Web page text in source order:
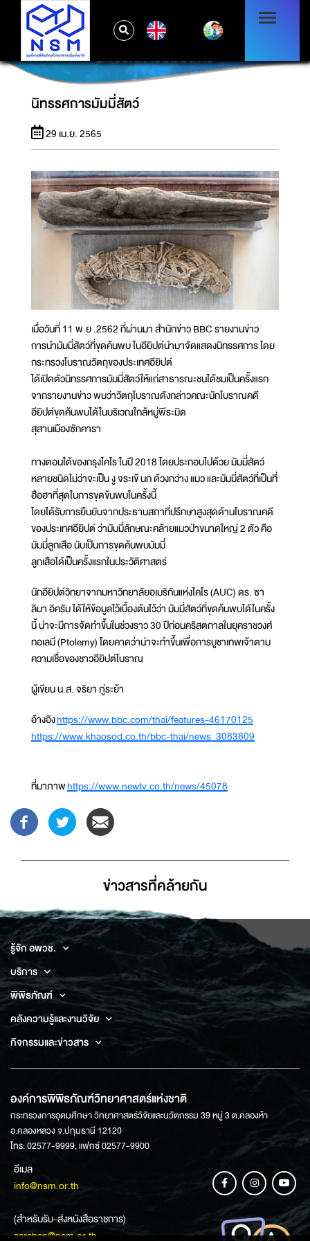
นิทรรศการมัมมี่สัตว์
นิทรรศการมัมมี่สัตว์
29 เม.ย. 2565
เมื่อวันที่ 11 พ.ย .2562 ที่ผ่านมา สำนักข่าว BBC รายงานข่าว
การนำมัมมี่สัตว์ที่ขุดค้นพบ ในอียิปต์นำมาจัดแสดงนิทรรศการ โดย
กระทรวงโบราณวัตถุของประเทศอียิปต์
ได้เปิดตัวนิทรรศการมัมมี่สัตว์ให้แก่สาธารณะชนได้ชมเป็นครั้งแรก
จากรายงานข่าว พบว่าวัตถุโบราณดังกล่าวคณะนักโบราณคดี
อียิปต์ขุดค้นพบได้ในบริเวณใกล้หมู่พีระมิด
สุสานเมืองซักคารา
ทางตอนใต้ของกรุงไคโร ในปี 2018 โดยประกอบไปด้วย มัมมี่สัตว์
หลายชนิดไม่ว่าจะเป็น งู จระเข้ นก ด้วงกว่าง แมว และมัมมี่สัตว์ที่เป็นที่
ฮือฮาที่สุดในการขุดข้นพบในครั้งนี้
โดยได้รับการยืนยันจากประธานสภาที่ปรึกษาสูงสุดด้านโบราณคดี
ของประเทศอียิปต์ ว่ามัมมี่ลักษณะคล้ายแมวป่าขนาดใหญ่ 2 ตัว คือ
มัมมี่ลูกเสือ นับเป็นการขุดค้นพบมัมมี่
ลูกเสือได้เป็นครั้งแรกในประวัติศาสตร์
นักอียิปต์วิทยาจากมหาวิทยาลัยอเมริกันแห่งไคโร (AUC) ดร. ซา
ลิมา อิครัม ได้ให้ข้อมูลไว้เบื้องต้นไว้ว่า มัมมี่สัตว์ที่ขุดค้นพบได้ในครั้ง
นี้ น่าจะมีการจัดทำขึ้นในช่วงราว 30 ปีก่อนคริสตกาลในยุคราชวงศ์
ทอเลมี (Ptolemy) โดยคาดว่าน่าจะทำขึ้นเพื่อการบูชาเทพเจ้าตาม
ความเชื่อของชาวอียิปต์โบราณ
ผู้เขียน น.ส. จริยา ภู่ระย้า
อ้างอิงhttps://www.bbc.com/thai/features-46170125
https://www.khaosod.co.th/bbc-thai/news_3083809
ที่มาภาพhttps://www.newtv.co.th/news/45078
ข่าวสารที่่คล้ายกัน
รู้จัก อพวช.
บริการ
พิพิธภัณฑ์
คลังความรู้และงานวิจัย
กิจกรรมและข่าวสาร
องค์การพิพิธภัณฑ์วิทยาศาสตร์แห่งชาติ
กระทรวงการอุดมศึกษา วิทยาศาสตร์วิจัยและนวัตกรรม 39 หมู่ 3 ต.คลองห้า
อ.คลองหลวง จ.ปทุมธานี 12120
โทร: 02577-9999, แฟกซ์ 02577-9900
อีเมล
info@nsm.or.th
(สำหรับรับ-ส่งหนังสือราชการ)
saraban@nsm.or.th